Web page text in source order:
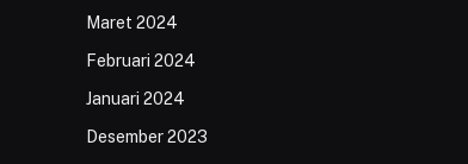
Maret 2024
Februari 2024
Januari 2024
Desember 2023